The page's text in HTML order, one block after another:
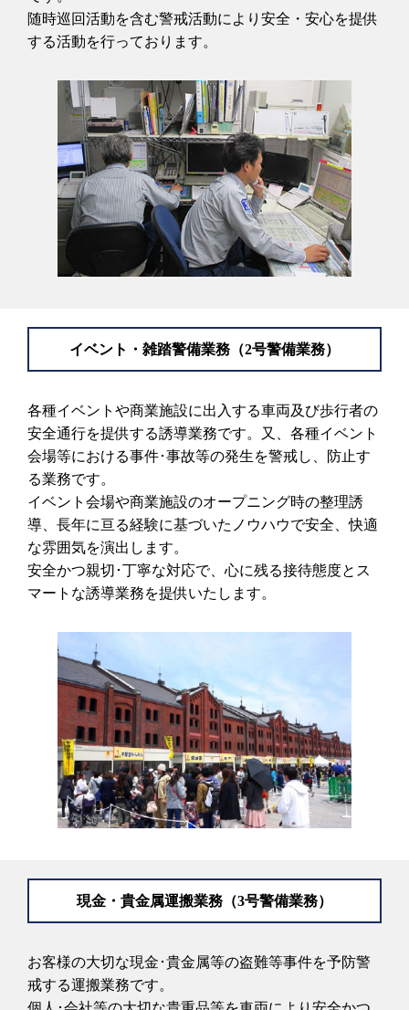
随時巡回活動を含む警戒活動により安全・安心を提供
する活動を行っております。
イベント・雑踏警備業務（2号警備業務）
各種イベントや商業施設に出入する車両及び歩行者の
安全通行を提供する誘導業務です。又、各種イベント
会場等における事件･事故等の発生を警戒し、防止す
る業務です。
イベント会場や商業施設のオープニング時の整理誘
導、長年に亘る経験に基づいたノウハウで安全、快適
な雰囲気を演出します。
安全かつ親切･丁寧な対応で、心に残る接待態度とス
マートな誘導業務を提供いたします。
現金・貴金属運搬業務（3号警備業務）
お客様の大切な現金･貴金属等の盗難等事件を予防警
戒する運搬業務です。